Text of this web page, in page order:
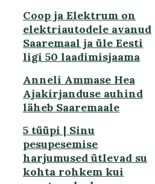
Coop ja Elektrum on
elektriautodele avanud
Saaremaal ja üle Eesti
ligi 50 laadimisjaama
Anneli Ammase Hea
Ajakirjanduse auhind
läheb Saaremaale
5 tüüpi | Sinu
pesupesemise
harjumused ütlevad su
kohta rohkem kui